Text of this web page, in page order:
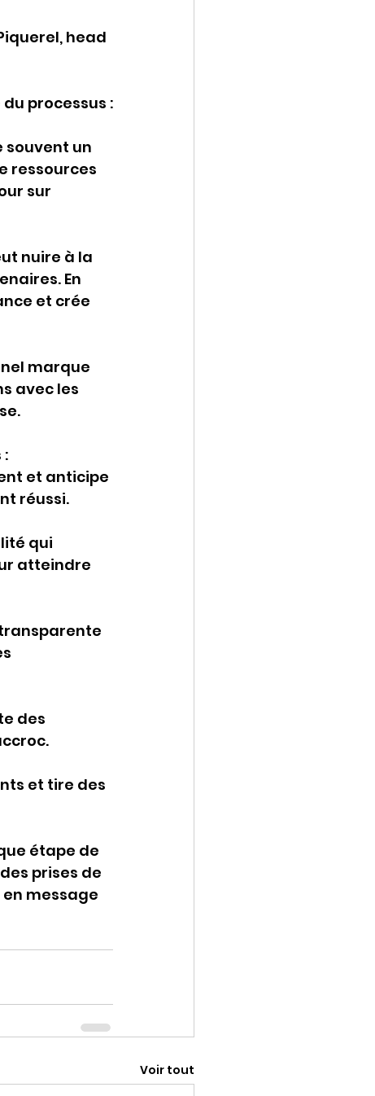
head
processus :
souvent un
ressources
sur
nuire à la
En
et crée
marque
avec les
:
et anticipe
réussi.
qui
atteindre
des
et tire des
étape de
prises de
message
Voir tout